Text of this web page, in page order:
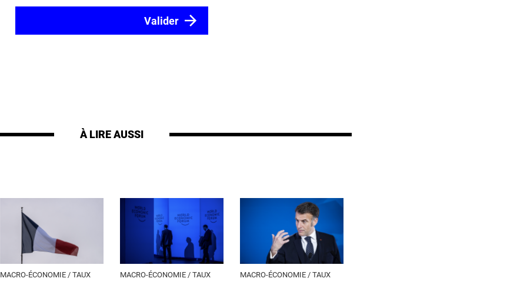
À LIRE AUSSI
MACRO-ÉCONOMIE / TAUX MACRO-ÉCONOMIE / TAUX MACRO-ÉCONOMIE / TAUX